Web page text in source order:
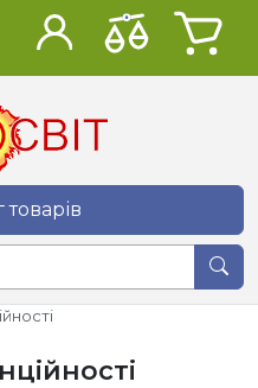
товарів